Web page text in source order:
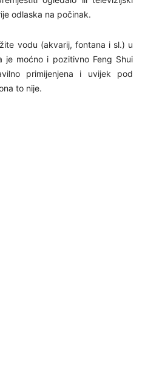
odlaska na počinak.
vodu (akvarij, fontana i sl.) u
je moćno i pozitivno Feng Shui
primijenjena i uvijek pod
to nije.